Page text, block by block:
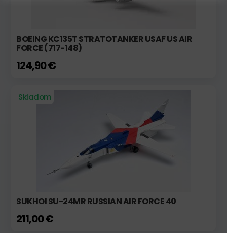
BOEING KC135T STRATOTANKER USAF US AIR
FORCE (717-148)
124,90 €
Skladom
SUKHOI SU-24MR RUSSIAN AIR FORCE 40
211,00 €